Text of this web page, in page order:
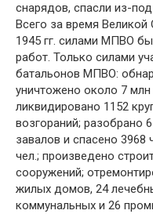
снарядов, спасли из-
Всего за время Великой
1945 гг. силами МПВО
работ. Только силами
батальонов МПВО:
уничтожено около 7
ликвидировано 1152
возгораний; разобрано
завалов и спасено
чел.; произведено
сооружений;
жилых домов, 24
коммунальных и 26